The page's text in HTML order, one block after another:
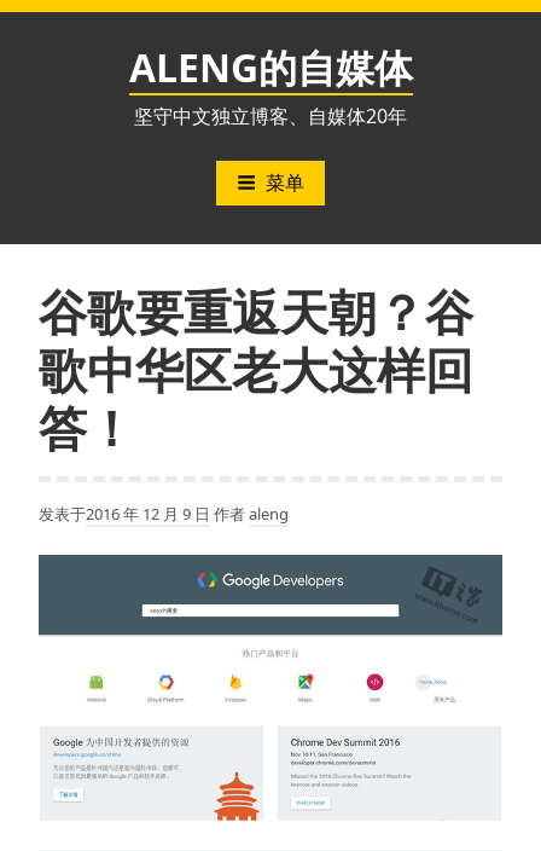
跳
ALENG的自媒体
坚守中文独立博客、自媒体20年
菜单
谷歌要重返天朝？谷
歌中华区老大这样回
答！
发表于2016 年 12 月 9 日 作者aleng